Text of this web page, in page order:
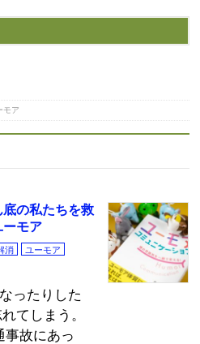
モア
の私たちを救
ーモア
消 ユーモア
ったりした
てしまう。
事故にあっ